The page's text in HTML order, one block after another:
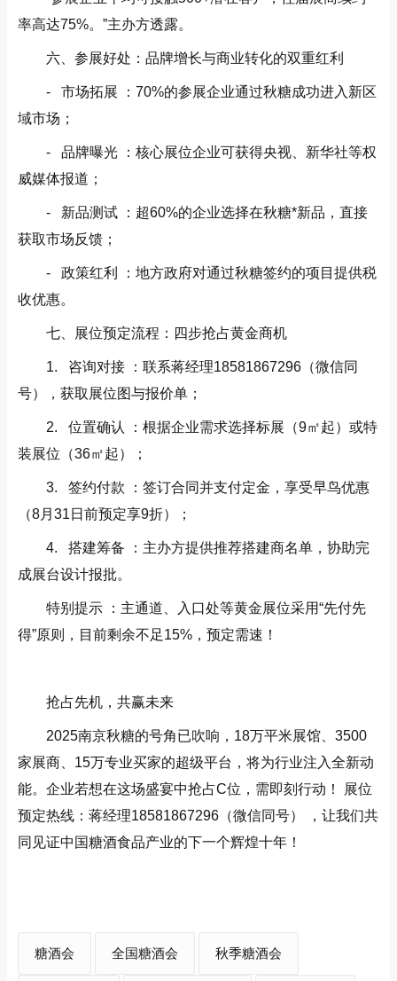
率高达75%。”主办方透露。
六、参展好处：品牌增长与商业转化的双重红利
- 市场拓展 ：70%的参展企业通过秋糖成功进入新区
域市场；
- 品牌曝光 ：核心展位企业可获得央视、新华社等权
威媒体报道；
- 新品测试 ：超60%的企业选择在秋糖*新品，直接
获取市场反馈；
- 政策红利 ：地方政府对通过秋糖签约的项目提供税
收优惠。
七、展位预定流程：四步抢占黄金商机
1. 咨询对接 ：联系蒋经理18581867296（微信同
号），获取展位图与报价单；
2. 位置确认 ：根据企业需求选择标展（9㎡起）或特
装展位（36㎡起）；
3. 签约付款 ：签订合同并支付定金，享受早鸟优惠
（8月31日前预定享9折）；
4. 搭建筹备 ：主办方提供推荐搭建商名单，协助完
成展台设计报批。
特别提示 ：主通道、入口处等黄金展位采用“先付先
得”原则，目前剩余不足15%，预定需速！
抢占先机，共赢未来
2025南京秋糖的号角已吹响，18万平米展馆、3500
家展商、15万专业买家的超级平台，将为行业注入全新动
能。企业若想在这场盛宴中抢占C位，需即刻行动！ 展位
预定热线：蒋经理18581867296（微信同号） ，让我们共
同见证中国糖酒食品产业的下一个辉煌十年！
糖酒会 全国糖酒会 秋季糖酒会